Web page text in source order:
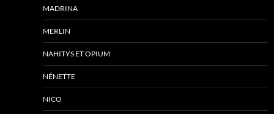
MADRINA
MERLIN
NAHITYS ET OPIUM
NÉNETTE
NICO